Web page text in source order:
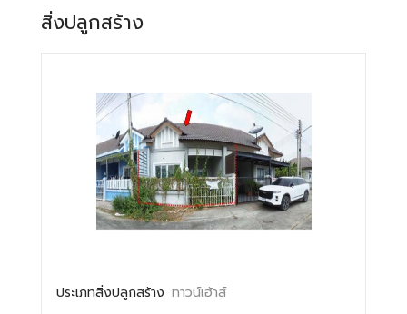
สิ่งปลูกสร้าง
ประเภทสิ่งปลูกสร้าง ทาวน์เฮ้าส์